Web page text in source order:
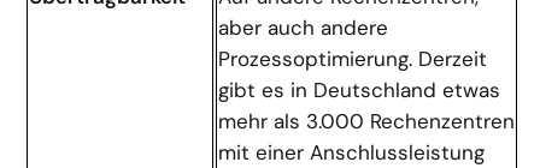
aber auch andere
Prozessoptimierung. Derzeit
gibt es in Deutschland etwas
mehr als 3.000 Rechenzentren
mit einer Anschlussleistung